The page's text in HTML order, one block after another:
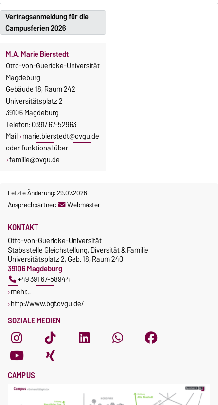
Vertragsanmeldung für die
Campusferien 2026
M.A. Marie Bierstedt
Otto-von-Guericke-Universität
Magdeburg
Gebäude 18, Raum 242
Universitätsplatz 2
39106 Magdeburg
Telefon: 0391/ 67-52963
Mail marie.bierstedt@ovgu.de
oder funktional über
familie@ovgu.de
Letzte Änderung: 29.07.2026
Ansprechpartner:
Webmaster
SOZIALE MEDIEN
KONTAKT
Otto-von-Guericke-Universität
Stabsstelle Gleichstellung, Diversität & Familie
Universitätsplatz 2, Geb. 18, Raum 240
39106 Magdeburg
+49 391 67-58944
mehr…
http://www.bgf.ovgu.de/
CAMPUS